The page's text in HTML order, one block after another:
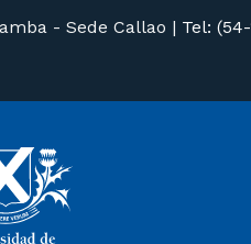
- Sede Callao | Tel: